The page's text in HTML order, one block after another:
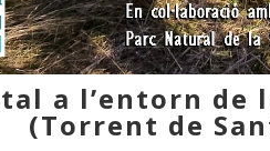
a l’entorn de
(Torrent de